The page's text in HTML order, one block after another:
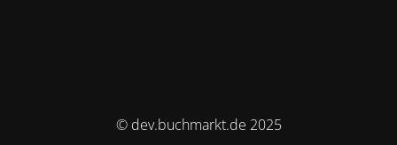
© dev.buchmarkt.de 2025